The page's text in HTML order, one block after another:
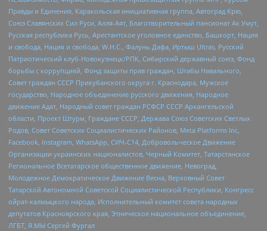
Правды и Единения, Каракольская инициативная группа, Автоград Крю,
Союз Славянских Сил Руси, Алля-Аят, Благотворительный пансионат Ак Умут,
Русская республика Русь, Арестантское уголовное единство, Башкорт, Нация
и свобода, Нация и свобода, W.H.С., Фалунь Дафа, Иртыш Ultras, Русский
Патриотический клуб-Новокузнецк/РПК, Сибирский державный союз, Фонд
борьбы с коррупцией, Фонд защиты прав граждан, Штабы Навального,
Совет граждан СССР Прикубанского округа г. Краснодара, Мужское
государство, Народное объединение русского движения, Народное
движение Адат, Народный совет граждан РСФСР СССР Архангельской
области, Проект Штурм, Граждане СССР, Держава Союз Советских Светлых
Родов, Совет Советских Социалистических Районов, Meta Platforms Inc,
Facebook, Instagram, WhatsApp, СИЧ-С14, Добровольческое Движение
Организации украинских националистов, Черный Комитет, Татарстанское
Региональное Всетатарское общественное движение, Невоград,
Молодежное Демократическое Движение Весна, Верховный Совет
Татарской Автономной Советской Социалистической Республики, Конгресс
ойрат-калмыцкого народа, Исполнительный комитет совета народных
депутатов Красноярского края, Этническое национальное объединение,
ЛГБТ, Я.МЫ Сергей Фургал